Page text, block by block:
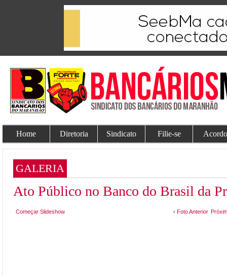
Home Diretoria Sindicato Filie-se
GALERIA
Ato Público no Banco do Brasil da
Começar Slideshow ‹ Foto Anterior